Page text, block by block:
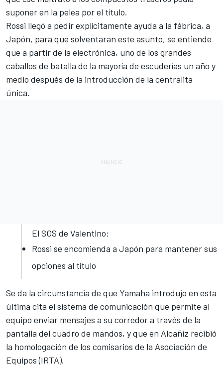
suponer en la pelea por el título.
Rossi llegó a pedir explícitamente ayuda a la fábrica, a
Japón, para que solventaran este asunto, se entiende
que a partir de la electrónica, uno de los grandes
caballos de batalla de la mayoría de escuderías un año y
medio después de la introducción de la centralita
única.
El SOS de Valentino:
Rossi se encomienda a Japón para mantener sus
opciones al título
Se da la circunstancia de que Yamaha introdujo en esta
última cita el sistema de comunicación que permite al
equipo enviar mensajes a su corredor a través de la
pantalla del cuadro de mandos, y que en Alcañiz recibió
la homologación de los comisarios de la Asociación de
Equipos (IRTA).